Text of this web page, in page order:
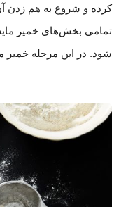
کرده و شروع به هم زدن
تمامی بخش‌های خمیر
شود. در این مرحله خمیر